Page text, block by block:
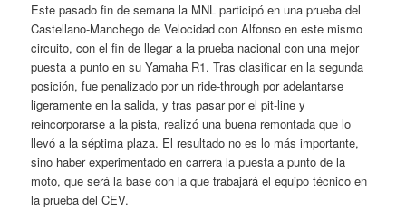
Este pasado fin de semana la MNL participó en una prueba del
Castellano-Manchego de Velocidad con Alfonso en este mismo
circuito, con el fin de llegar a la prueba nacional con una mejor
puesta a punto en su Yamaha R1. Tras clasificar en la segunda
posición, fue penalizado por un ride-through por adelantarse
ligeramente en la salida, y tras pasar por el pit-line y
reincorporarse a la pista, realizó una buena remontada que lo
llevó a la séptima plaza. El resultado no es lo más importante,
sino haber experimentado en carrera la puesta a punto de la
moto, que será la base con la que trabajará el equipo técnico en
la prueba del CEV.